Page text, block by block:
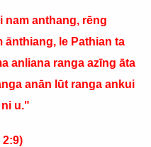
nam anthang, rēng
le Pathian ta
anliana ranga azīng āta
anān lūt ranga ankui
ni u."
2:9)